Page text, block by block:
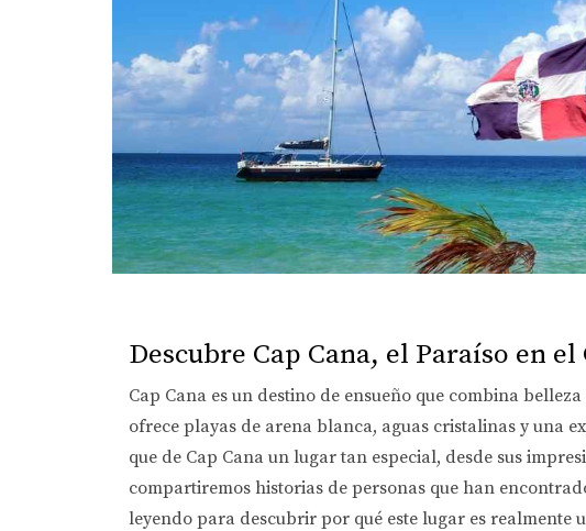
Descubre Cap Cana, el Paraíso en el
Cap Cana es un destino de ensueño que combina
ofrece playas de arena blanca, aguas cristalinas y una
que de Cap Cana un lugar tan especial, desde sus
compartiremos historias de personas que han
leyendo para descubrir por qué este lugar es realmente